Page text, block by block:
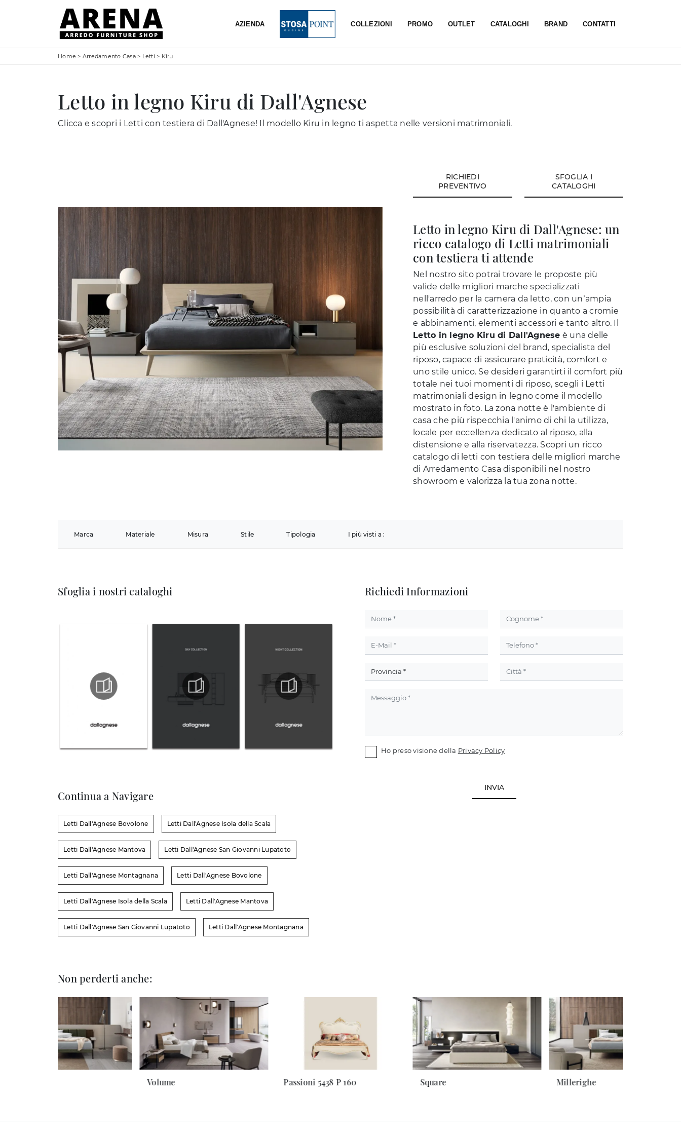
AZIENDA COLLEZIONI PROMO OUTLET CATALOGHI BRAND CONTATTI
Home > Arredamento Casa> Letti > Kiru
Letto in legno Kiru di Dall'Agnese
Clicca e scopri i Letti con testiera di Dall'Agnese! Il modello Kiru in legno ti aspetta nelle versioni matrimoniali.
RICHIEDI
PREVENTIVO
SFOGLIA I
CATALOGHI
Letto in legno Kiru di Dall'Agnese: un
ricco catalogo di Letti matrimoniali
con testiera ti attende
Nel nostro sito potrai trovare le proposte più
valide delle migliori marche specializzati
nell'arredo per la camera da letto, con un’ampia
possibilità di caratterizzazione in quanto a cromie
e abbinamenti, elementi accessori e tanto altro. Il
Letto in legno Kiru di Dall'Agnese è una delle
più esclusive soluzioni del brand, specialista del
riposo, capace di assicurare praticità, comfort e
uno stile unico. Se desideri garantirti il comfort più
totale nei tuoi momenti di riposo, scegli i Letti
matrimoniali design in legno come il modello
mostrato in foto. La zona notte è l'ambiente di
casa che più rispecchia l'animo di chi la utilizza,
locale per eccellenza dedicato al riposo, alla
distensione e alla riservatezza. Scopri un ricco
catalogo di letti con testiera delle migliori marche
di Arredamento Casa disponibili nel nostro
showroom e valorizza la tua zona notte.
Marca Materiale Misura Stile Tipologia I più visti a :
Sfoglia i nostri cataloghi
Continua a Navigare
Letti Dall'Agnese Bovolone Letti Dall'Agnese Isola della Scala
Letti Dall'Agnese Mantova Letti Dall'Agnese San Giovanni Lupatoto
Letti Dall'Agnese Montagnana Letti Dall'Agnese Bovolone
Letti Dall'Agnese Isola della Scala Letti Dall'Agnese Mantova
Letti Dall'Agnese San Giovanni Lupatoto Letti Dall'Agnese Montagnana
Richiedi Informazioni
Ho preso visione della Privacy Policy
INVIA
Non perderti anche:
Volume Passioni 5438 P 160 Square Millerighe